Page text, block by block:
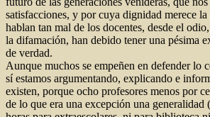
satisfacciones, y por cuya dignidad merece
hablan tan mal de los docentes, desde el
la difamación, han debido tener una pésima
de verdad.
Aunque muchos se empeñen en defender lo
sí estamos argumentando, explicando e
existen, porque ocho profesores menos por
de lo que era una excepción una generalidad